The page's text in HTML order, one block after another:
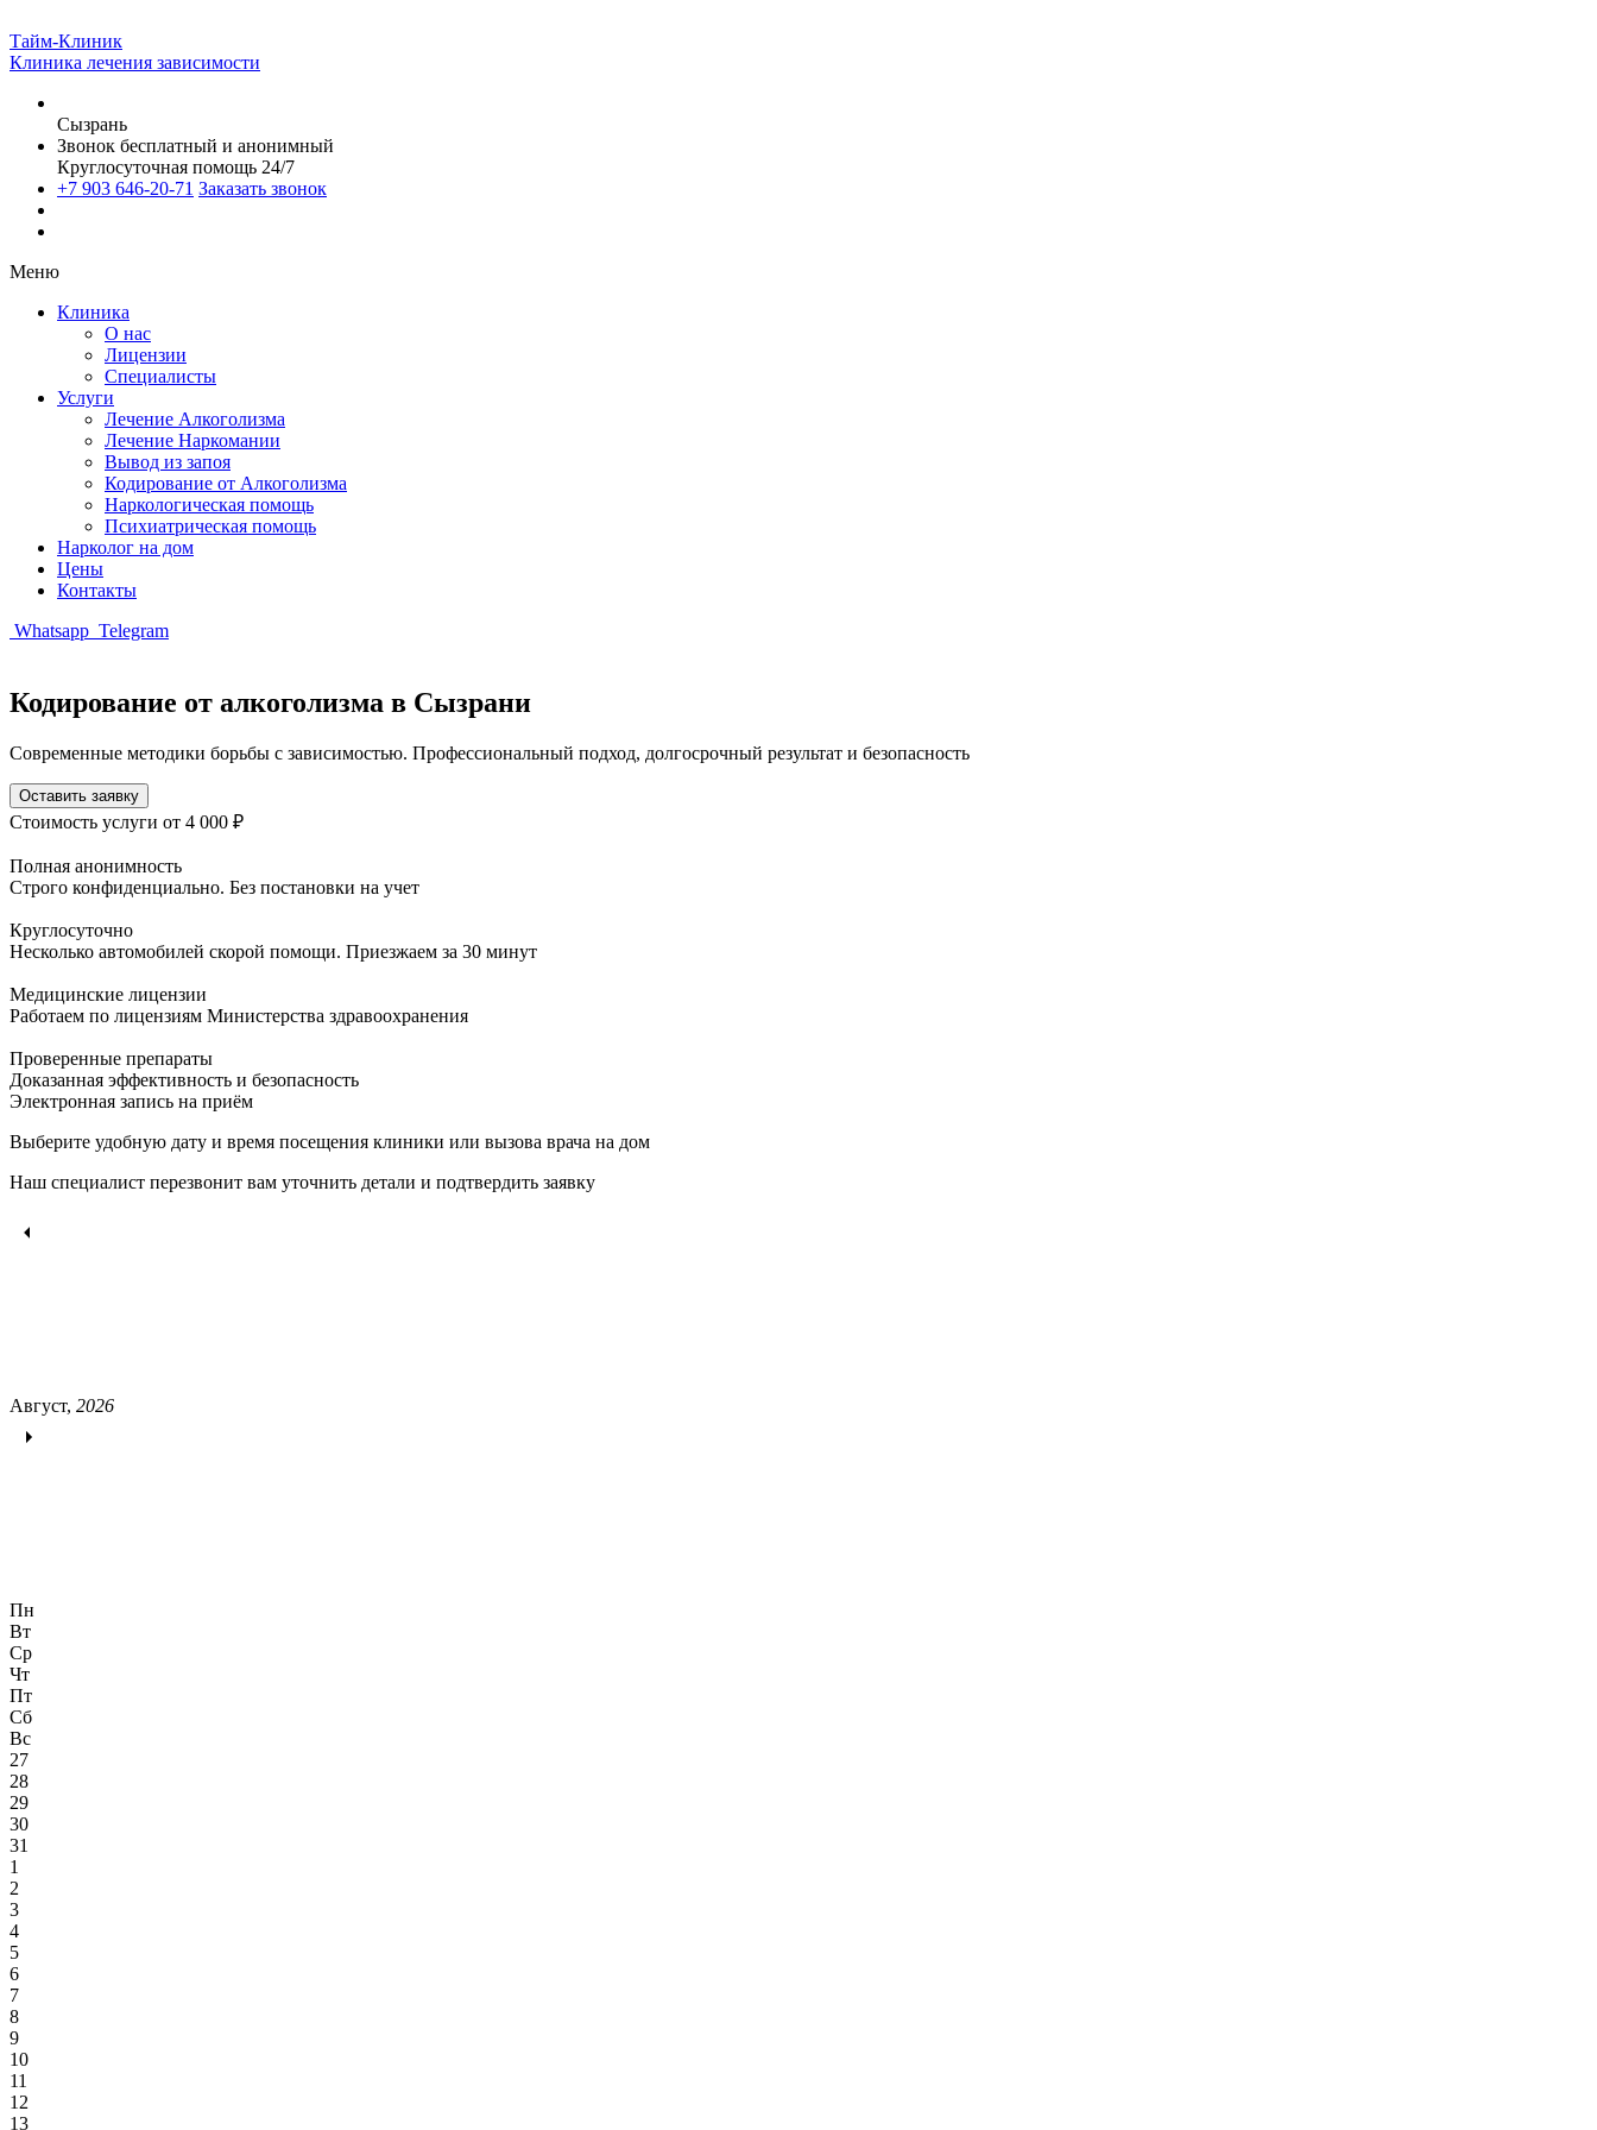
Тайм-Клиник
Клиника лечения зависимости
Сызрань
Звонок бесплатный и анонимный
Круглосуточная помощь 24/7
+7 903 646-20-71 Заказать звонок
Меню
Клиника
О нас
Лицензии
Специалисты
Услуги
Лечение Алкоголизма
Лечение Наркомании
Вывод из запоя
Кодирование от Алкоголизма
Наркологическая помощь
Психиатрическая помощь
Нарколог на дом
Цены
Контакты
Whatsapp Telegram
Кодирование от алкоголизма в Сызрани
Современные методики борьбы с зависимостью. Профессиональный подход, долгосрочный результат и безопасность
Оставить заявку
Стоимость услуги от 4 000 ₽
Полная анонимность
Строго конфиденциально. Без постановки на учет
Круглосуточно
Несколько автомобилей скорой помощи. Приезжаем за 30 минут
Медицинские лицензии
Работаем по лицензиям Министерства здравоохранения
Проверенные препараты
Доказанная эффективность и безопасность
Электронная запись на приём
Выберите удобную дату и время посещения клиники или вызова врача на дом
Наш специалист перезвонит вам уточнить детали и подтвердить заявку
Август, 2026
Пн
Вт
Ср
Чт
Пт
Сб
Вс
27
28
29
30
31
1
2
3
4
5
6
7
8
9
10
11
12
13